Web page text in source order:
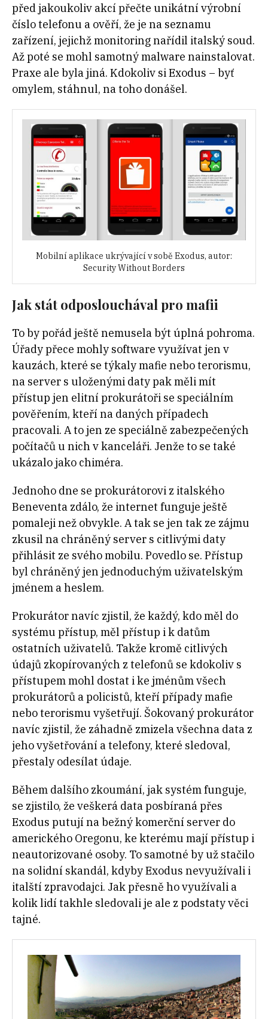
před jakoukoliv akcí přečte unikátní výrobní
číslo telefonu a ověří, že je na seznamu
zařízení, jejichž monitoring nařídil italský soud.
Až poté se mohl samotný malware nainstalovat.
Praxe ale byla jiná. Kdokoliv si Exodus – byť
omylem, stáhnul, na toho donášel.
Mobilní aplikace ukrývající v sobě Exodus, autor:
Security Without Borders
Jak stát odposlouchával pro mafii
To by pořád ještě nemusela být úplná pohroma.
Úřady přece mohly software využívat jen v
kauzách, které se týkaly mafie nebo terorismu,
na server s uloženými daty pak měli mít
přístup jen elitní prokurátoři se speciálním
pověřením, kteří na daných případech
pracovali. A to jen ze speciálně zabezpečených
počítačů u nich v kanceláři. Jenže to se také
ukázalo jako chiméra.
Jednoho dne se prokurátorovi z italského
Beneventa zdálo, že internet funguje ještě
pomaleji než obvykle. A tak se jen tak ze zájmu
zkusil na chráněný server s citlivými daty
přihlásit ze svého mobilu. Povedlo se. Přístup
byl chráněný jen jednoduchým uživatelským
jménem a heslem.
Prokurátor navíc zjistil, že každý, kdo měl do
systému přístup, měl přístup i k datům
ostatních uživatelů. Takže kromě citlivých
údajů zkopírovaných z telefonů se kdokoliv s
přístupem mohl dostat i ke jménům všech
prokurátorů a policistů, kteří případy mafie
nebo terorismu vyšetřují. Šokovaný prokurátor
navíc zjistil, že záhadně zmizela všechna data z
jeho vyšetřování a telefony, které sledoval,
přestaly odesílat údaje.
Během dalšího zkoumání, jak systém funguje,
se zjistilo, že veškerá data posbíraná přes
Exodus putují na bežný komerční server do
amerického Oregonu, ke kterému mají přístup i
neautorizované osoby. To samotné by už stačilo
na solidní skandál, kdyby Exodus nevyužívali i
italští zpravodajci. Jak přesně ho využívali a
kolik lidí takhle sledovali je ale z podstaty věci
tajné.